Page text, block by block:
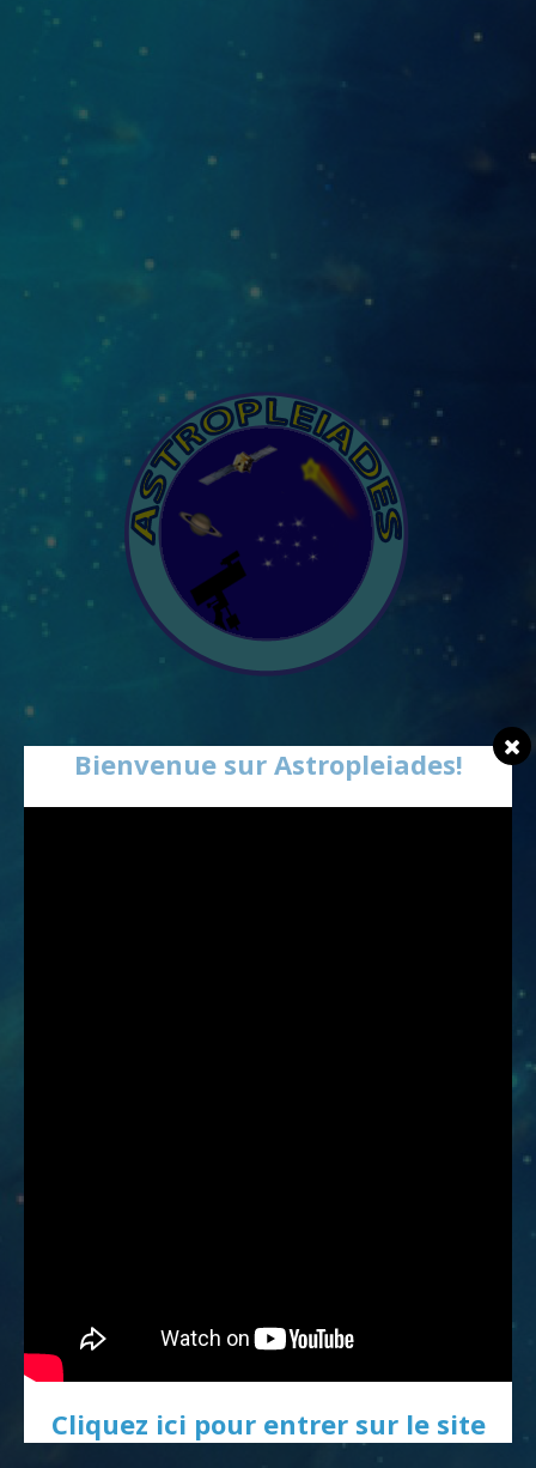
Bienvenue sur Astropleiades!
Cliquez ici pour entrer sur le site